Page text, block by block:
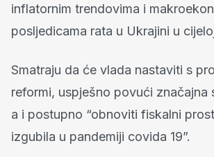
inflatornim trendovima i
posljedicama rata u Ukrajini u
Smatraju da će vlada nastaviti s
reformi, uspješno povući značajna
a i postupno “obnoviti fiskalni
izgubila u pandemiji covida 19”.